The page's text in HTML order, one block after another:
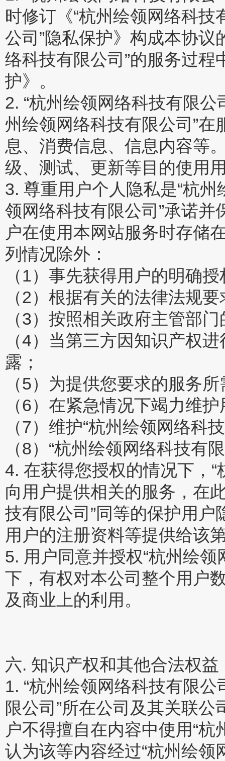
时修订《“杭州绘领网络科技
公司”隐私保护》构成本协
络科技有限公司”的服务过程
护》。
2. “杭州绘领网络科技有限
州绘领网络科技有限公司”
息、消费信息、信息内容等
级、测试、更新等目的使用
3. 尊重用户个人隐私是“杭
领网络科技有限公司”承诺
户在使用本网站服务时存储
列情况除外：
（1）事先获得用户的明确授
（2）根据有关的法律法规要
（3）按照相关政府主管部
（4）当第三方因知识产权
露；
（5）为提供您要求的服务
（6）在紧急情况下竭力维
（7）维护“杭州绘领网络科
（8）“杭州绘领网络科技有
4. 在获得您授权的情况下，
向用户提供相关的服务，在
技有限公司”同等的保护用户
用户的注册资料等提供给该
5. 用户同意并授权“杭州绘
下，有权对本公司整个用户
及商业上的利用。
六. 知识产权和其他合法权益
1. “杭州绘领网络科技有限公
限公司”所在公司及其关联
户不得擅自在内容中使用“
认为该等内容经过“杭州绘